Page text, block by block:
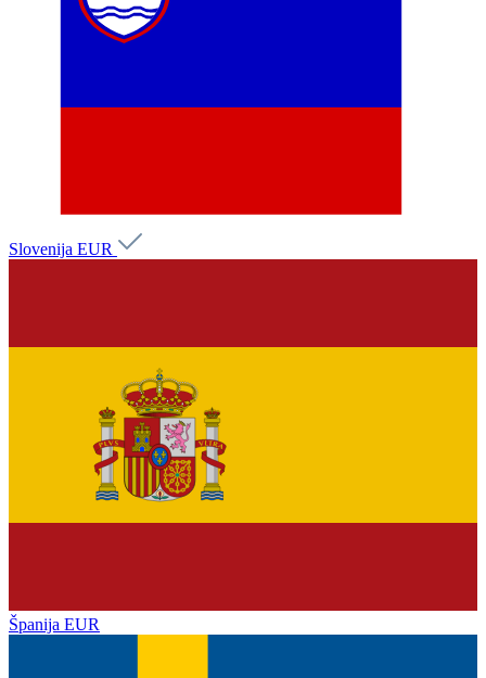
Slovenija EUR
Španija EUR